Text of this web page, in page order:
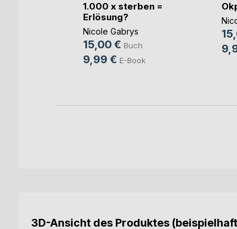
1.000 x sterben =
Erlösung?
Nicole Gabrys
15,00 € Buch
9,99 € E-Book
3D-Ansicht des Produktes